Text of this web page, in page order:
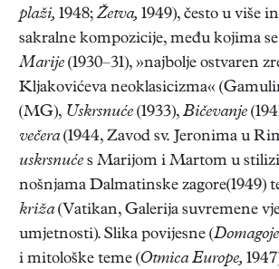
plaži, 1948; Žetva, 1949), često u više
sakralne kompozicije, među kojima
Marije (1930–31), »najbolje ostvaren
Kljakovićeva neoklasicizma«
(MG), Uskrsnuće (1933), Bičevanje
večera(1944, Zavod sv. Jeronima u
uskrsnuće s Marijom i Martom u
nošnjama Dalmatinske zagore(1949)
križa(Vatikan, Galerija suvremene
umjetnosti). Slika povijesne (
i mitološke teme (Otmica Europe,